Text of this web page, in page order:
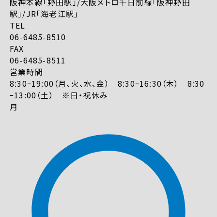
駅」/JR「海老江駅」
TEL
06-6485-8510
FAX
06-6485-8511
営業時間
8:30ｰ19:00（月、火、水、金） 8:30ｰ16:30（木） 8:30
ｰ13:00（土） ※日・祝休み
月